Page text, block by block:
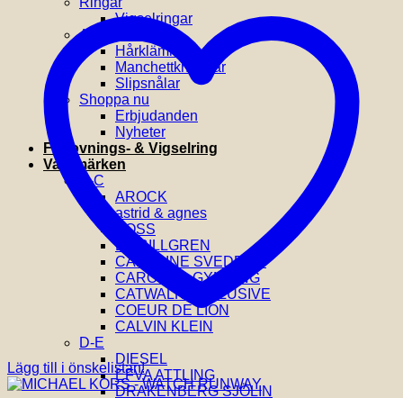
Vigselringar
Accessoarer
Hårklämmor
Manchettknappar
Slipsnålar
Shoppa nu
Erbjudanden
Nyheter
Förlovnings- & Vigselring
Varumärken
A-C
AROCK
astrid & agnes
BOSS
BY BILLGREN
CAROLINE SVEDBOM
CAROLINA GYNNING
CATWALK EXCLUSIVE
COEUR DE LION
CALVIN KLEIN
D-E
DIESEL
EFVA ATTLING
DRAKENBERG SJÖLIN
Lägg till i önskelistan!